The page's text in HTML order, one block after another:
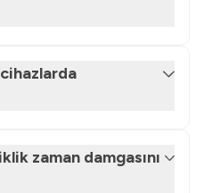
zaman damgasını